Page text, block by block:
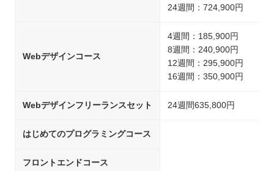
24週間：724,900円
Webデザインコース
4週間：185,900円
8週間：240,900円
12週間：295,900円
16週間：350,900円
Webデザインフリーランスセット 24週間635,800円
はじめてのプログラミングコース
フロントエンドコース